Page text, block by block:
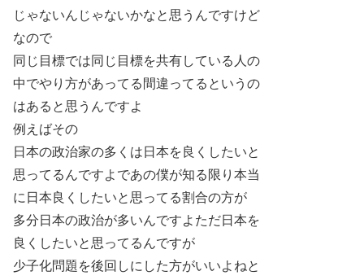
じゃないんじゃないかなと思うんですけど
なので
同じ目標では同じ目標を共有している人の
中でやり方があってる間違ってるというの
はあると思うんですよ
例えばその
日本の政治家の多くは日本を良くしたいと
思ってるんですよであの僕が知る限り本当
に日本良くしたいと思ってる割合の方が
多分日本の政治が多いんですよただ日本を
良くしたいと思ってるんですが
少子化問題を後回しにした方がいいよねと